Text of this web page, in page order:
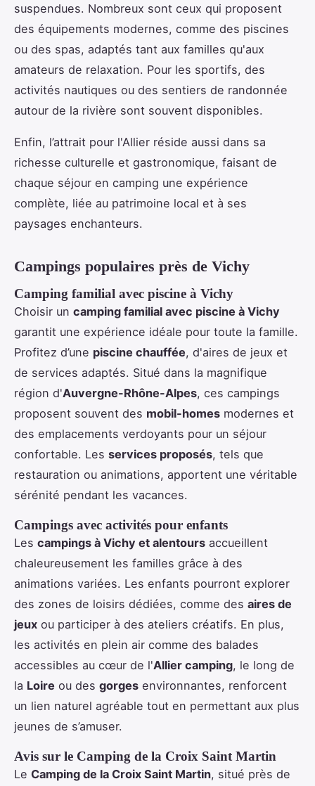
suspendues. Nombreux sont ceux qui proposent
des équipements modernes, comme des piscines
ou des spas, adaptés tant aux familles qu'aux
amateurs de relaxation. Pour les sportifs, des
activités nautiques ou des sentiers de randonnée
autour de la rivière sont souvent disponibles.
Enfin, l’attrait pour l'Allier réside aussi dans sa
richesse culturelle et gastronomique, faisant de
chaque séjour en camping une expérience
complète, liée au patrimoine local et à ses
paysages enchanteurs.
Campings populaires près de Vichy
Camping familial avec piscine à Vichy
Choisir un camping familial avec piscine à Vichy
garantit une expérience idéale pour toute la famille.
Profitez d’une piscine chauffée, d'aires de jeux et
de services adaptés. Situé dans la magnifique
région d'Auvergne-Rhône-Alpes, ces campings
proposent souvent des mobil-homes modernes et
des emplacements verdoyants pour un séjour
confortable. Les services proposés, tels que
restauration ou animations, apportent une véritable
sérénité pendant les vacances.
Campings avec activités pour enfants
Les campings à Vichy et alentours accueillent
chaleureusement les familles grâce à des
animations variées. Les enfants pourront explorer
des zones de loisirs dédiées, comme des aires de
jeux ou participer à des ateliers créatifs. En plus,
les activités en plein air comme des balades
accessibles au cœur de l'Allier camping, le long de
la Loire ou des gorges environnantes, renforcent
un lien naturel agréable tout en permettant aux plus
jeunes de s’amuser.
Avis sur le Camping de la Croix Saint Martin
Le Camping de la Croix Saint Martin, situé près de